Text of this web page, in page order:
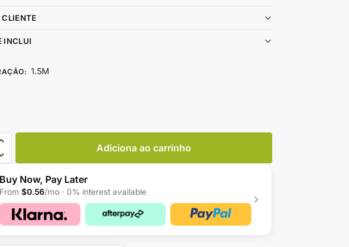
CLIENTE
INCLUI
: 1.5M
Adiciona ao carrinho
Buy Now, Pay Later
$0.56/mo · 0% interest available